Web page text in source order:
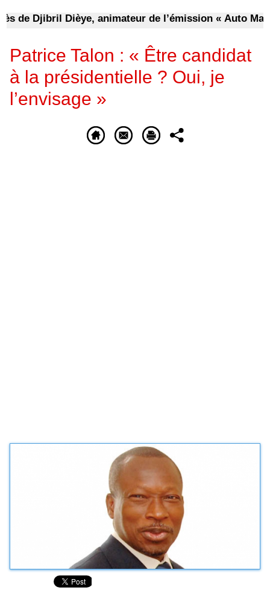
Dièye, animateur de l’émission « Auto Mag » sur
Patrice Talon : « Être candidat
à la présidentielle ? Oui, je
l’envisage »